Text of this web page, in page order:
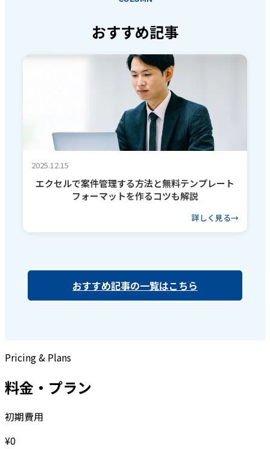
おすすめ記事
2025.12.15
エクセルで案件管理する方法と無料テンプレート
フォーマットを作るコツも解説
詳しく見る
おすすめ記事の一覧はこちら
Pricing & Plans
料金・プラン
初期費用
¥0